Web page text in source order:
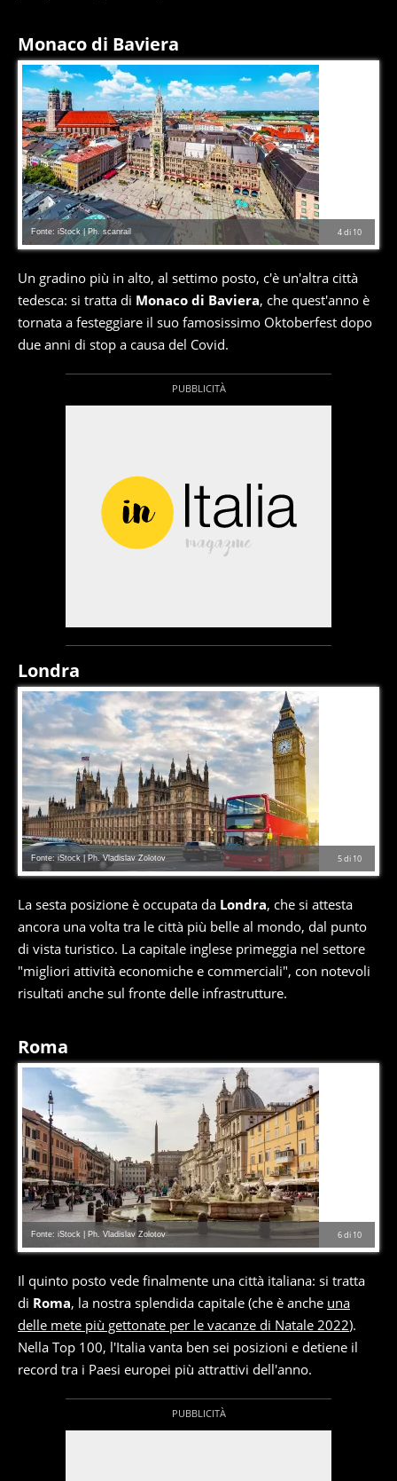
Monaco di Baviera
4di 10
Fonte: iStock | Ph. scanrail
Un gradino più in alto, al settimo posto, c'è un'altra città
tedesca: si tratta di Monaco di Baviera, che quest'anno è
tornata a festeggiare il suo famosissimo Oktoberfest dopo
due anni di stop a causa del Covid.
Londra
5di 10
Fonte: iStock | Ph. Vladislav Zolotov
La sesta posizione è occupata da Londra, che si attesta
ancora una volta tra le città più belle al mondo, dal punto
di vista turistico. La capitale inglese primeggia nel settore
"migliori attività economiche e commerciali", con notevoli
risultati anche sul fronte delle infrastrutture.
Roma
6di 10
Fonte: iStock | Ph. Vladislav Zolotov
Il quinto posto vede finalmente una città italiana: si tratta
di Roma, la nostra splendida capitale (che è anche una
delle mete più gettonate per le vacanze di Natale 2022).
Nella Top 100, l'Italia vanta ben sei posizioni e detiene il
record tra i Paesi europei più attrattivi dell'anno.